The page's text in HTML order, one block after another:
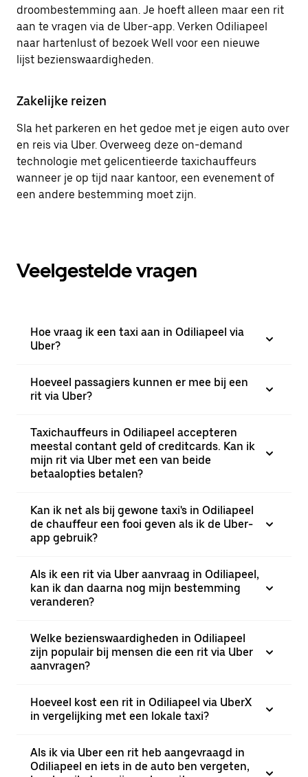
droombestemming aan. Je hoeft alleen maar een rit
aan te vragen via de Uber-app. Verken Odiliapeel
naar hartenlust of bezoek Well voor een nieuwe
lijst bezienswaardigheden.
Zakelijke reizen
Sla het parkeren en het gedoe met je eigen auto over
en reis via Uber. Overweeg deze on-demand
technologie met gelicentieerde taxichauffeurs
wanneer je op tijd naar kantoor, een evenement of
een andere bestemming moet zijn.
Veelgestelde vragen
Hoe vraag ik een taxi aan in Odiliapeel via
Uber?
Hoeveel passagiers kunnen er mee bij een
rit via Uber?
Taxichauffeurs in Odiliapeel accepteren
meestal contant geld of creditcards. Kan ik
mijn rit via Uber met een van beide
betaalopties betalen?
Kan ik net als bij gewone taxi's in Odiliapeel
de chauffeur een fooi geven als ik de Uber-
app gebruik?
Als ik een rit via Uber aanvraag in Odiliapeel,
kan ik dan daarna nog mijn bestemming
veranderen?
Welke bezienswaardigheden in Odiliapeel
zijn populair bij mensen die een rit via Uber
aanvragen?
Hoeveel kost een rit in Odiliapeel via UberX
in vergelijking met een lokale taxi?
Als ik via Uber een rit heb aangevraagd in
Odiliapeel en iets in de auto ben vergeten,